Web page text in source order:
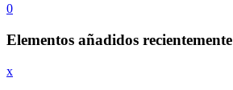
0
Elementos añadidos recientemente
x